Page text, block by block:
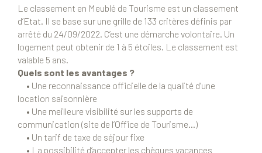
Le classement en Meublé de Tourisme est un classement
d’Etat. Il se base sur une grille de 133 critères définis par
arrêté du 24/09/2022. C’est une démarche volontaire. Un
logement peut obtenir de 1 à 5 étoiles. Le classement est
valable 5 ans.
Quels sont les avantages ?
• Une reconnaissance officielle de la qualité d’une
location saisonnière
• Une meilleure visibilité sur les supports de
communication (site de l’Office de Tourisme…)
• Un tarif de taxe de séjour fixe
• La possibilité d’accepter les chèques vacances